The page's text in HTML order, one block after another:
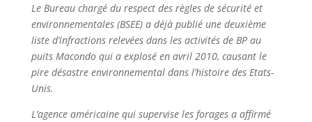
Le Bureau chargé du respect des règles de sécurité et
environnementales (BSEE) a déjà publié une deuxième
liste d’infractions relevées dans les activités de BP au
puits Macondo qui a explosé en avril 2010, causant le
pire désastre environnemental dans l’histoire des Etats-
Unis.
L’agence américaine qui supervise les forages a affirmé